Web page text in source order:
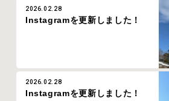
2026.02.28
Instagramを更新しました！
2026.02.28
Instagramを更新しました！